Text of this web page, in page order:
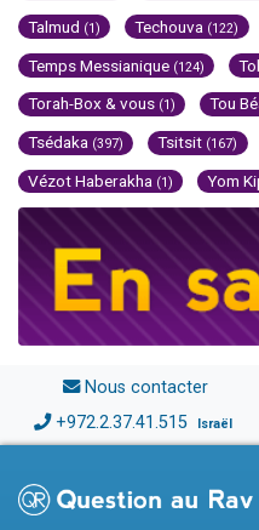
Talmud (1) Techouva (122)
Temps Messianique (124)
Torah-Box & vous (1) Tou
Tsédaka (397) Tsitsit (167)
Vézot Haberakha (1) Yom
Nous contacter
+972.2.37.41.515 Israël